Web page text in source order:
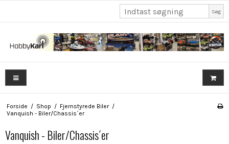
Søg
Forside / Shop / Fjernstyrede Biler /
Vanquish - Biler/Chassis´er
Vanquish - Biler/Chassis´er